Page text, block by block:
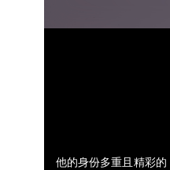
他的身份多重且精彩